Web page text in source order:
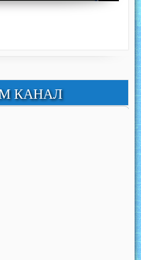
КАНАЛ